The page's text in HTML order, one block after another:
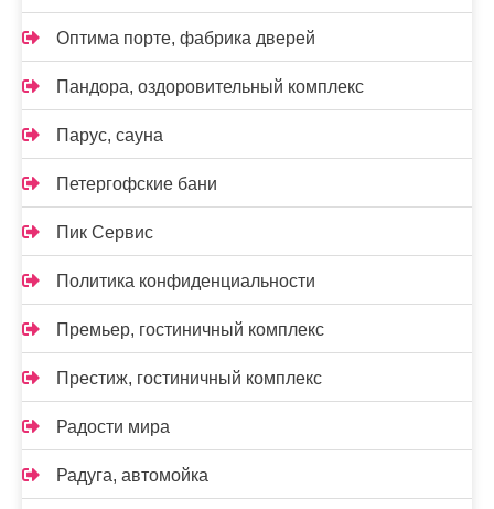
Оптима порте, фабрика дверей
Пандора, оздоровительный комплекс
Парус, сауна
Петергофские бани
Пик Сервис
Политика конфиденциальности
Премьер, гостиничный комплекс
Престиж, гостиничный комплекс
Радости мира
Радуга, автомойка